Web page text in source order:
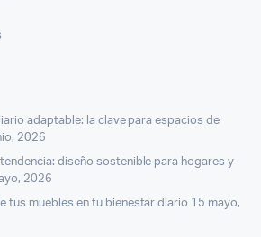
adaptable: la clave para espacios de
2026
diseño sostenible para hogares y
2026
tus muebles en tu bienestar diario 15 mayo,